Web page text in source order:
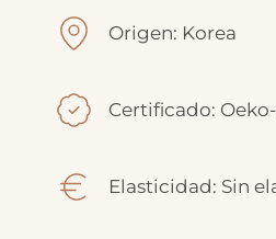
Origen: Korea
Certificado:
Elasticidad: Sin